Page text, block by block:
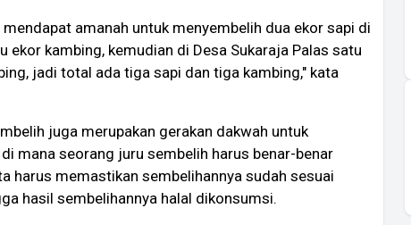
amanah untuk menyembelih dua ekor sapi di
ekor kambing, kemudian di Desa Sukaraja Palas satu
jadi total ada tiga sapi dan tiga kambing," kata
juga merupakan gerakan dakwah untuk
mana seorang juru sembelih harus benar-benar
harus memastikan sembelihannya sudah sesuai
hasil sembelihannya halal dikonsumsi.